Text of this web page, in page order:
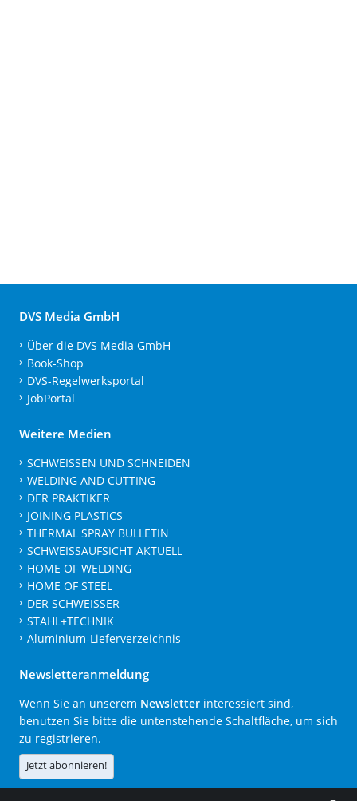
DVS Media GmbH
Über die DVS Media GmbH
Book-Shop
DVS-Regelwerksportal
JobPortal
Weitere Medien
SCHWEISSEN UND SCHNEIDEN
WELDING AND CUTTING
DER PRAKTIKER
JOINING PLASTICS
THERMAL SPRAY BULLETIN
SCHWEISSAUFSICHT AKTUELL
HOME OF WELDING
HOME OF STEEL
DER SCHWEISSER
STAHL+TECHNIK
Aluminium-Lieferverzeichnis
Newsletteranmeldung
Wenn Sie an unserem Newsletter interessiert sind,
benutzen Sie bitte die untenstehende Schaltfläche, um sich
zu registrieren.
Jetzt abonnieren!